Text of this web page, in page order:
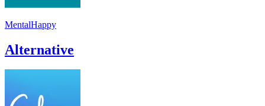
MentalHappy
Alternative